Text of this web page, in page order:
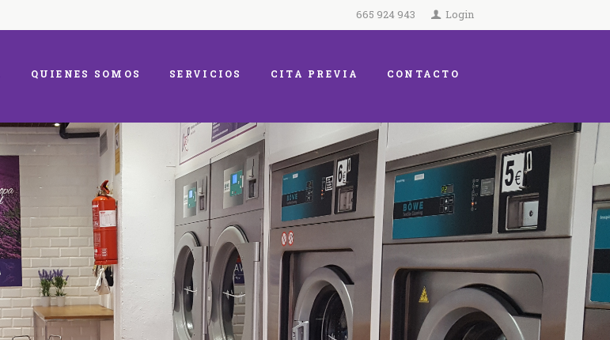
665 924 943 Login
QUIENES SOMOS SERVICIOS CITA PREVIA CONTACTO